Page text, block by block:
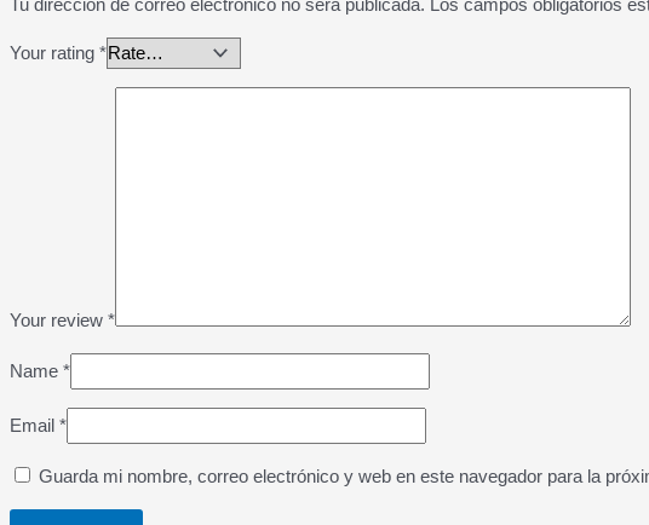
Tu dirección de correo electrónico no será publicada. Los campos obligatorios
Your rating *
Your review *
Name *
Email *
Guarda mi nombre, correo electrónico y web en este navegador para la